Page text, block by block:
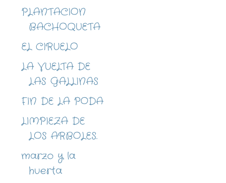
PLANTACION
BACHOQUETA
EL CIRUELO
LA VUELTA DE
LAS GALLINAS
FIN DE LA PODA
LIMPIEZA DE
LOS ARBOLES.
marzo y la
huerta